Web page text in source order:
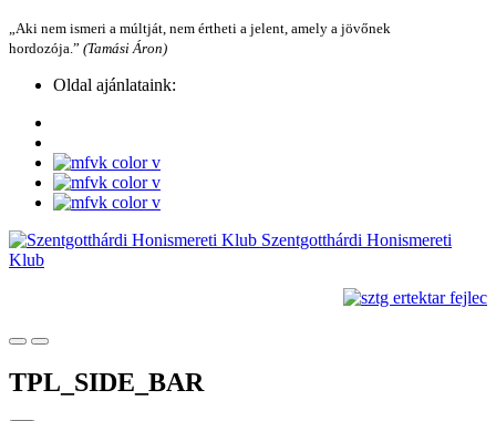
„Aki nem ismeri a múltját, nem értheti a jelent, amely a jövőnek
hordozója.” (Tamási Áron)
Oldal ajánlataink:
Szentgotthárdi Honismereti
Klub
TPL_SIDE_BAR